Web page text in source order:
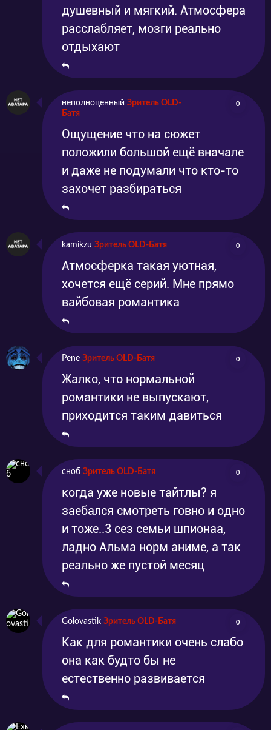
душевный и мягкий. Атмосфера
расслабляет, мозги реально
отдыхают
неполноценный Зритель OLD-
Батя
0
Ощущение что на сюжет
положили большой ещё вначале
и даже не подумали что кто-то
захочет разбираться
kamikzu Зритель OLD-Батя 0
Атмосферка такая уютная,
хочется ещё серий. Мне прямо
вайбовая романтика
Pene Зритель OLD-Батя 0
Жалко, что нормальной
романтики не выпускают,
приходится таким давиться
сноб Зритель OLD-Батя 0
когда уже новые тайтлы? я
заебался смотреть говно и одно
и тоже..3 сез семьи шпионаа,
ладно Альма норм аниме, а так
реально же пустой месяц
Golovastik Зритель OLD-Батя 0
Как для романтики очень слабо
она как будто бы не
естественно развивается